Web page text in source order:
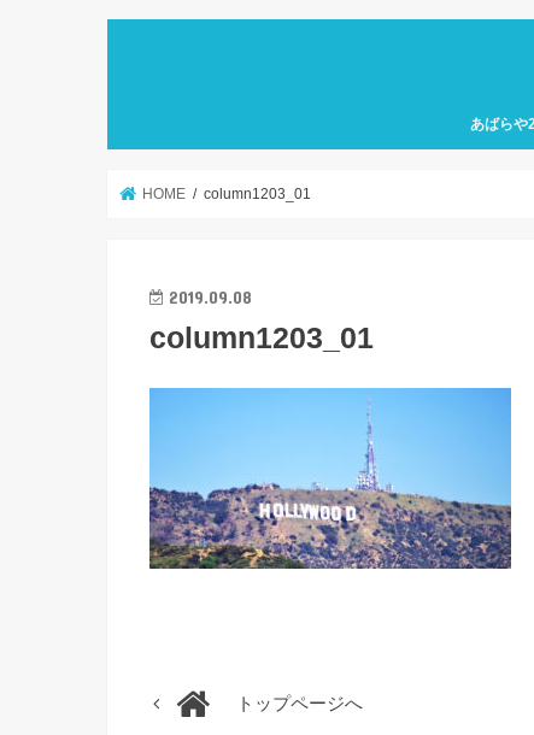
あばらや
HOME column1203_01
2019.09.08
column1203_01
トップページへ